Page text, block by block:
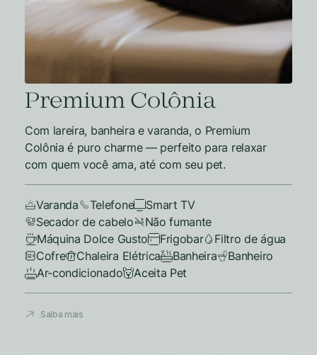
Premium Colônia
Com lareira, banheira e varanda, o Premium
Colônia é puro charme — perfeito para relaxar
com quem você ama, até com seu pet.
Varanda Telefone
Smart TV
Secador de cabelo
Não fumante
Máquina Dolce Gusto
Frigobar
Filtro de água
Cofre
Chaleira Elétrica Banheira
Banheiro
Ar-condicionado
Aceita Pet
Saiba mais